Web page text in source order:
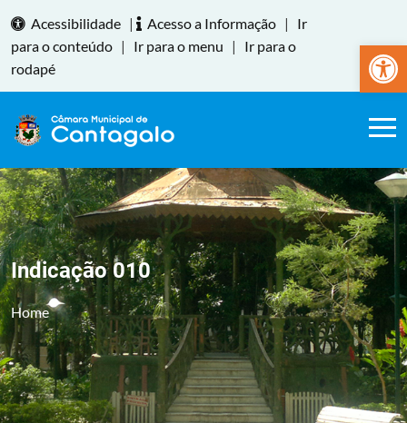
Abrir
Acessibilidade | Acesso a Informação |
Ir
para o conteúdo | Ir para o menu |
Ir para o
rodapé
Indicação 010
Home